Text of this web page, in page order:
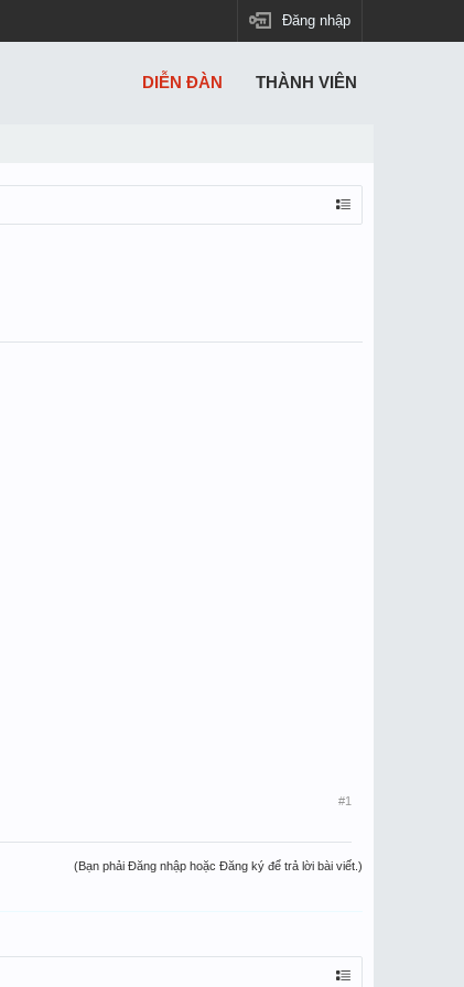
Đăng nhập
#1
(Bạn phải Đăng nhập hoặc Đăng ký để trả lời bài viết.)
DIỄN ĐÀN THÀNH VIÊN